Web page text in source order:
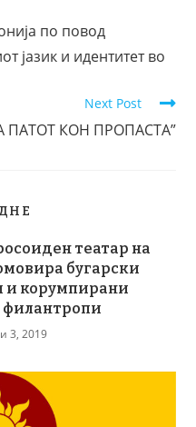
по повод
јазик и идентитет во
Next Post
ПАТОТ КОН ПРОПАСТА”
театар на
бугарски
и корумпирани
филантропи
3, 2019